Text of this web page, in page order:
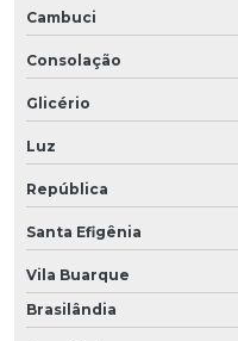
Cambuci
Consolação
Glicério
Luz
República
Santa Efigênia
Vila Buarque
Brasilândia